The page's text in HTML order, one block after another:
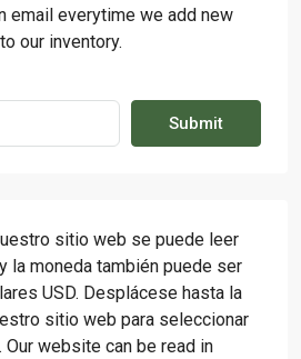
email everytime we add new
our inventory.
Submit
sitio web se puede leer
la moneda también puede ser
USD. Desplácese hasta la
sitio web para seleccionar
Our website can be read in